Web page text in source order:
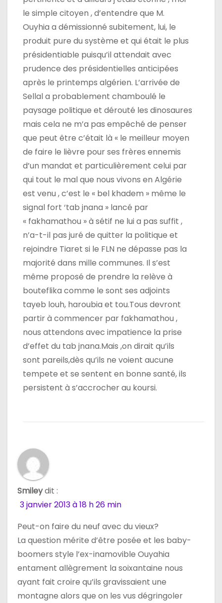
le simple citoyen , d’entendre que M.
Ouyhia a démissionné subitement, lui, le
produit pure du système et qui était le plus
présidentiable puisqu’il attendait avec
prudence des présidentielles anticipées
après le printemps algérien. L’arrivée de
Sellal a probablement chamboulé le
paysage politique et dérouté les dinosaures
mais cela ne m’a pas empêché de penser
que peut être c’était là « le meilleur moyen
de faire le lièvre pour ses frères ennemis
d’un mandat et particulièrement celui par
qui tout le mal que nous vivons en Algérie
est venu , c’est le « bel khadem » même le
signal fort ‘tab jnana » lancé par
« fakhamathou » à sétif ne lui a pas suffit ,
n’a-t-il pas juré de quitter la politique et
rejoindre Tiaret si le FLN ne dépasse pas la
majorité dans mille communes. Il s’est
même proposé de prendre la relève à
bouteflika comme le sont ses adjoints
tayeb louh, haroubia et tou.Tous devront
partir à commencer par fakhamathou ,
nous attendons avec impatience la prise
d’effet du tab jnana.Mais ,on dirait qu’ils
sont pareils,dès qu’ils ne voient aucune
tempete et se sentent en bonne santé, ils
persistent à s’accrocher au koursi.
Smileydit :
3 janvier 2013 à 18 h 26 min
Peut-on faire du neuf avec du vieux?
La question mérite d’être posée et les baby-
boomers style l’ex-inamovible Ouyahia
entament allègrement la soixantaine nous
ayant fait croire qu’ils gravissaient une
montagne alors que on les vus dégringoler